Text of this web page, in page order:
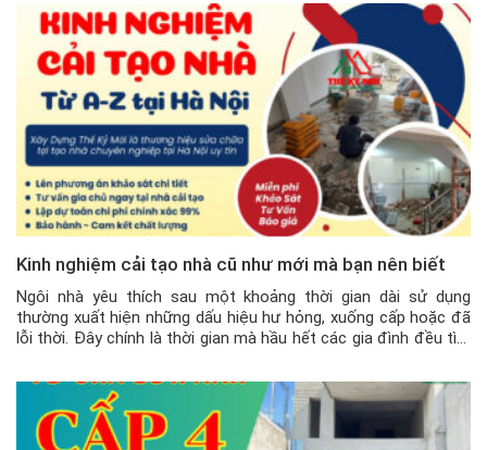
Kinh nghiệm cải tạo nhà cũ như mới mà bạn nên biết
Ngôi nhà yêu thích sau một khoảng thời gian dài sử dụng
thường xuất hiện những dấu hiệu hư hỏng, xuống cấp hoặc đã
lỗi thời. Đây chính là thời gian mà hầu hết các gia đình đều tìm
cần […]